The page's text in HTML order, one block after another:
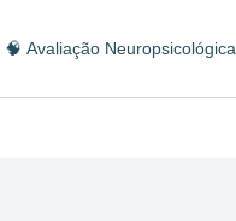
🧠 Avaliação Neuropsicológica